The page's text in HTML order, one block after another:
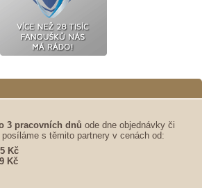
3 pracovních dnů ode dne objednávky či
s těmito partnery v cenách od:
Kč
Kč